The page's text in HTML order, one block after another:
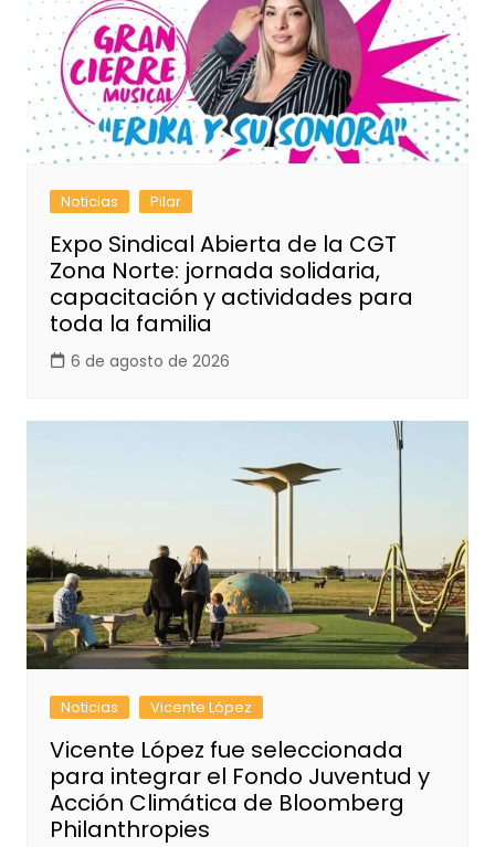
Noticias Pilar
Expo Sindical Abierta de la CGT
Zona Norte: jornada solidaria,
capacitación y actividades para
toda la familia
6 de agosto de 2026
Noticias Vicente López
Vicente López fue seleccionada
para integrar el Fondo Juventud y
Acción Climática de Bloomberg
Philanthropies